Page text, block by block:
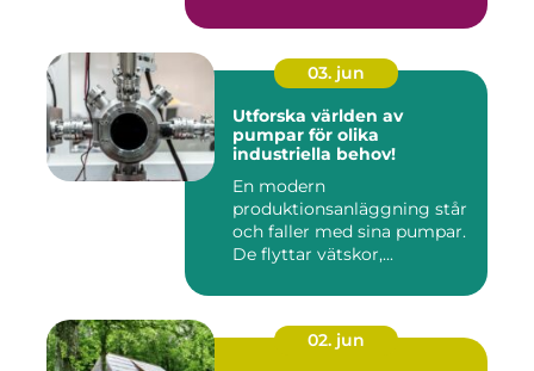
03. jun
Utforska världen av
pumpar för olika
industriella behov!
En modern
produktionsanläggning står
och faller med sina pumpar.
De flyttar vätskor,...
02. jun